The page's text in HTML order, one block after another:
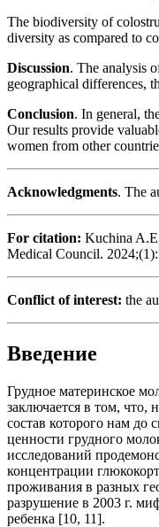
The biodiversity of
diversity as compared to
Discussion. The analysis
geographical differences,
Conclusion. In general,
Our results provide
women from other
Acknowledgments. The
For citation: Kuchina
Medical Council.
Conflict of interest: the
Введение
Грудное материнское
заключается в том, что,
состав которого нам
ценности грудного
исследований
концентрации
проживания в разных
разрушение в 2003 г.
ребенка [10, 11].